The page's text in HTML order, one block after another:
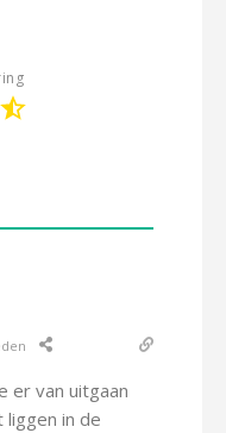
er van uitgaan
in de